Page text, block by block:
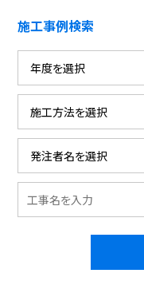
施工事例検索